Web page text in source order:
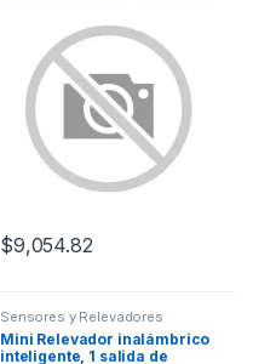
escenas diferentes en cada
botón.
$9,054.82
Sensores y Relevadores
Mini Relevador inalámbrico
inteligente, 1 salida de